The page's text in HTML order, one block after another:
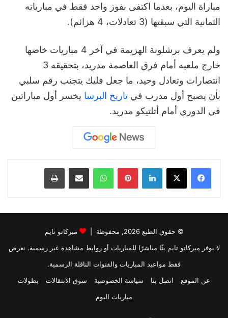
مباراة اليوم، بعدما اكتفى بفوز واحد فقط في مبارياته
الثمانية التي سبقتها (3 تعادلات، 4 هزائم).
ولم يعرف برشلونة الهزيمة في آخر 4 مباريات خاضها
خارج ملعبه أمام فرق العاصمة مدريد، بتحقيقه 3
انتصارات وتعادل وحيد، ما جعل فليك يتجنب رقم سلبي
بأن يصبح أول مدرب في تاريخ البرسا يخسر أول مباراتين
في الدوري أمام أتلتيكو مدريد.
لينكدإن بينتيريست واتساب
© حقوق الطبع 2026, محفوظة |
ميركاتو تايم
لا يوفر ميركاتو تايم بثًا مباشرًا للمباريات أو روابط مشاهدة غير رسمية. نعرض
فقط مواعيد المباريات والقنوات الناقلة الرسمية.
عن الموقع
اتصل بنا سياسة الخصوصية سوق الانتقالات
بطولات
مباريات اليوم